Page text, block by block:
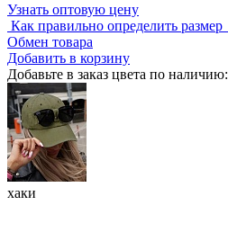
Узнать оптовую цену
Как правильно определить размер
Обмен товара
Добавить в корзину
Добавьте в заказ цвета по наличию:
хаки